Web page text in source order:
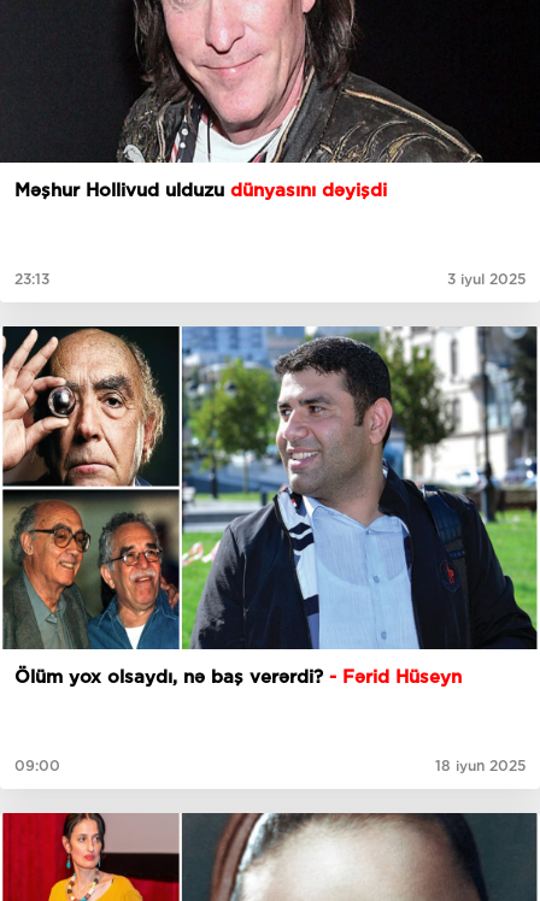
Məşhur Hollivud ulduzu dünyasını dəyişdi
23:13 3 iyul 2025
Ölüm yox olsaydı, nə baş verərdi? - Fərid Hüseyn
09:00 18 iyun 2025